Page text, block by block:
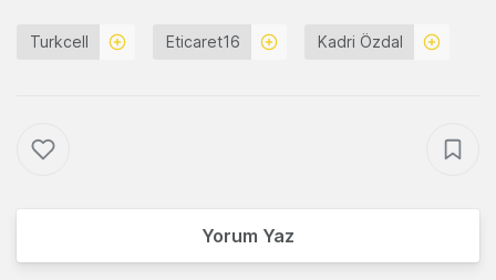
Turkcell Eticaret16 Kadri Özdal
Yorum Yaz